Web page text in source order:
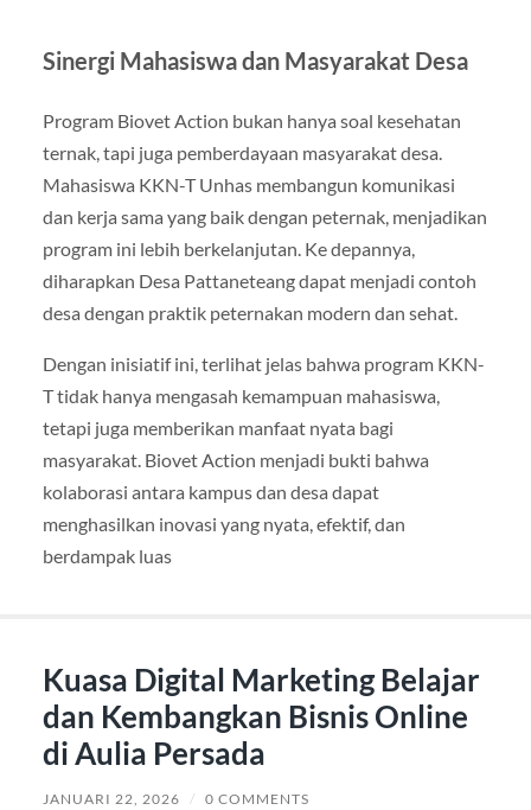
Sinergi Mahasiswa dan Masyarakat Desa
Program Biovet Action bukan hanya soal kesehatan
ternak, tapi juga pemberdayaan masyarakat desa.
Mahasiswa KKN-T Unhas membangun komunikasi
dan kerja sama yang baik dengan peternak, menjadikan
program ini lebih berkelanjutan. Ke depannya,
diharapkan Desa Pattaneteang dapat menjadi contoh
desa dengan praktik peternakan modern dan sehat.
Dengan inisiatif ini, terlihat jelas bahwa program KKN-
T tidak hanya mengasah kemampuan mahasiswa,
tetapi juga memberikan manfaat nyata bagi
masyarakat. Biovet Action menjadi bukti bahwa
kolaborasi antara kampus dan desa dapat
menghasilkan inovasi yang nyata, efektif, dan
berdampak luas
Kuasa Digital Marketing Belajar
dan Kembangkan Bisnis Online
di Aulia Persada
JANUARI 22, 2026 / 0 COMMENTS